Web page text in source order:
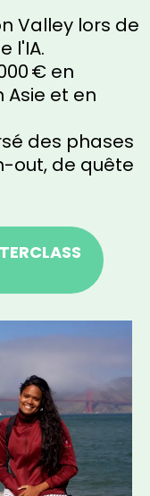
Valley lors de
l'IA.
€ en
Asie et en
des phases
out, de quête